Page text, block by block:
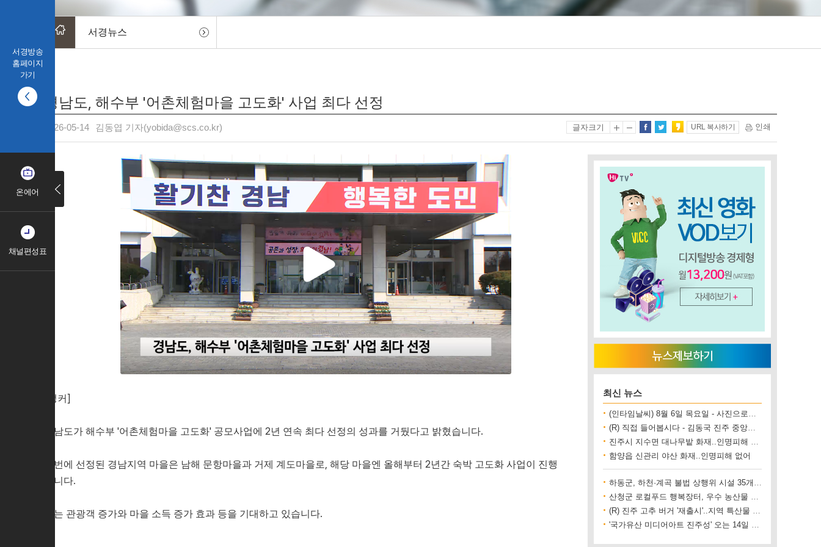
서경방송
홈페이지
가기
온에어
채널편성표
서경뉴스
경남도, 해수부 '어촌체험마을 고도화' 사업 최다 선정
2026-05-14 김동엽 기자(yobida@scs.co.kr) 글자크기 URL 복사하기 인쇄
[앵커]
경남도가 해수부 '어촌체험마을 고도화' 공모사업에 2년 연속 최다 선정의 성과를 거뒀다고 밝혔습니다.
이번에 선정된 경남지역 마을은 남해 문항마을과 거제 계도마을로, 해당 마을엔 올해부터 2년간 숙박 고도화 사업이 진행
됩니다.
도는 관광객 증가와 마을 소득 증가 효과 등을 기대하고 있습니다.
최신 뉴스
(인타임날씨) 8월 6일 목요일 - 사진으로보는 날씨
(R) 직접 들어봅시다 - 김동국 진주 중앙시장 상인회장
진주시 지수면 대나무밭 화재..인명피해 없어
함양읍 신관리 야산 화재..인명피해 없어
하동군, 하천·계곡 불법 상행위 시설 35개소 철거
산청군 로컬푸드 행복장터, 우수 농산물 직거래 사업장 인증
(R) 진주 고추 버거 '재출시'..지역 특산물 홍보 기대
'국가유산 미디어아트 진주성' 오는 14일 개막